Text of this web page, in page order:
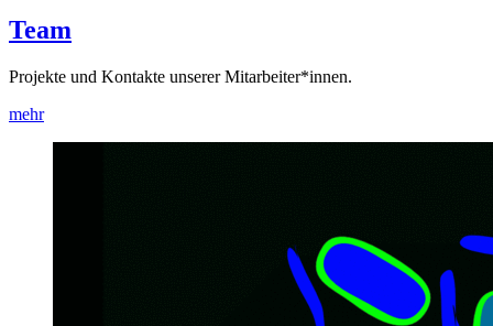
Team
Projekte und Kontakte unserer Mitarbeiter*innen.
mehr